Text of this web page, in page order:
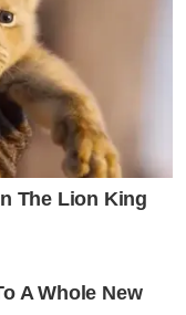
The Lion King
A Whole New